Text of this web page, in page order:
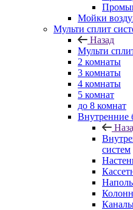
Мойки
Мульти сплит
Назад
Мульти
2 комнаты
3 комнаты
4 комнаты
5 комнат
до 8 комнат
Внутренние
систем